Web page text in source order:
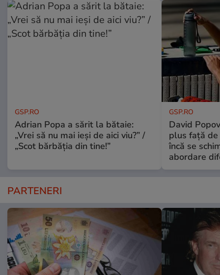
GSP.RO
Adrian Popa a sărit la bătaie:
„Vrei să nu mai ieși de aici viu?” /
„Scot bărbăția din tine!”
GSP.RO
David
plus față de
încă se
abordare
PARTENERI